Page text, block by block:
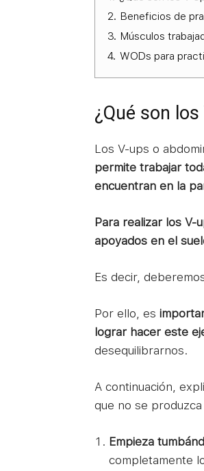
2. Beneficios de
3. Músculos
4. WODs para
¿Qué son
Los V-ups o
permite trabajar
encuentran en la
Para realizar los
apoyados en el
Es decir,
Por ello, es
lograr hacer este
desequilibrarnos.
A continuación,
que no se
Empieza
completamente